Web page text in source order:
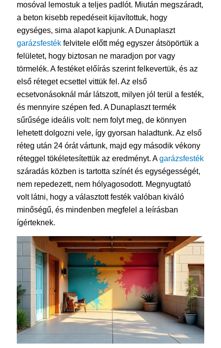
mosóval lemostuk a teljes padlót. Miután megszáradt,
a beton kisebb repedéseit kijavítottuk, hogy
egységes, sima alapot kapjunk. A Dunaplaszt
garázsfestékfelvitele előtt még egyszer átsöpörtük a
felületet, hogy biztosan ne maradjon por vagy
törmelék. A festéket előírás szerint felkevertük, és az
első réteget ecsettel vittük fel. Az első
ecsetvonásoknál már látszott, milyen jól terül a festék,
és mennyire szépen fed. A Dunaplaszt termék
sűrűsége ideális volt: nem folyt meg, de könnyen
lehetett dolgozni vele, így gyorsan haladtunk. Az első
réteg után 24 órát vártunk, majd egy második vékony
réteggel tökéletesítettük az eredményt. Agarázsfesték
száradás közben is tartotta színét és egységességét,
nem repedezett, nem hólyagosodott. Megnyugtató
volt látni, hogy a választott festék valóban kiváló
minőségű, és mindenben megfelel a leírásban
ígérteknek.